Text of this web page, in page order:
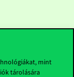
mint
tárolására